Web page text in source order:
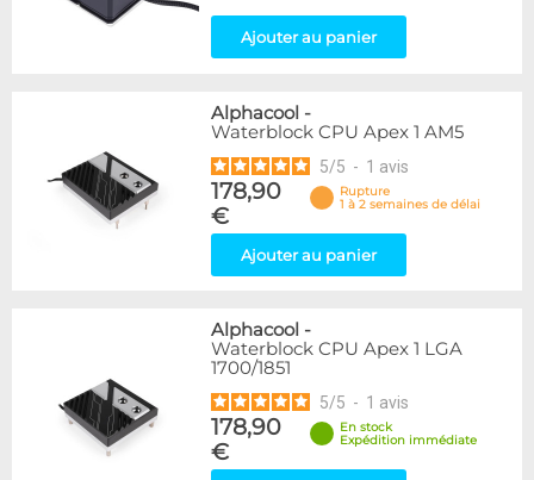
Ajouter au panier
Alphacool -
Waterblock CPU Apex 1 AM5
5/5 - 1 avis
178,90
€
Rupture
1 à 2 semaines de délai
Ajouter au panier
Alphacool -
Waterblock CPU Apex 1 LGA
1700/1851
5/5 - 1 avis
178,90
€
En stock
Expédition immédiate